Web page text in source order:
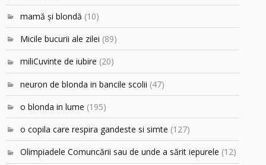
mamă şi blondă (10)
Micile bucurii ale zilei (89)
miliCuvinte de iubire (20)
neuron de blonda in bancile scolii (47)
o blonda in lume (195)
o copila care respira gandeste si simte (127)
Olimpiadele Comuncării sau de unde a sărit iepurele (12)